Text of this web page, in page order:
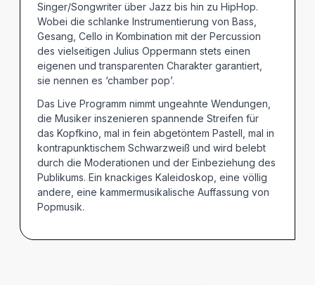
Singer/Songwriter über Jazz bis hin zu HipHop.
Wobei die schlanke Instrumentierung von Bass,
Gesang, Cello in Kombination mit der Percussion
des vielseitigen Julius Oppermann stets einen
eigenen und transparenten Charakter garantiert,
sie nennen es ‘chamber pop’.
Das Live Programm nimmt ungeahnte Wendungen,
die Musiker inszenieren spannende Streifen für
das Kopfkino, mal in fein abgetöntem Pastell, mal in
kontrapunktischem Schwarzweiß und wird belebt
durch die Moderationen und der Einbeziehung des
Publikums. Ein knackiges Kaleidoskop, eine völlig
andere, eine kammermusikalische Auffassung von
Popmusik.